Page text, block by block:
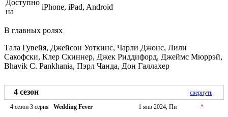
Доступно
на
iPhone, iPad, Android
В главных ролях
Тала Гувейя, Джейсон Уоткинс, Чарли Джонс, Лили
Сакофски, Клер Скиннер, Джек Риддифорд, Джеймс Мюррэй,
Bhavik C. Pankhania, Пэрл Чанда, Дон Галлахер
4 сезон
свернуть
4 сезон 3 серия
Wedding Fever 1 янв 2024, Пн
*